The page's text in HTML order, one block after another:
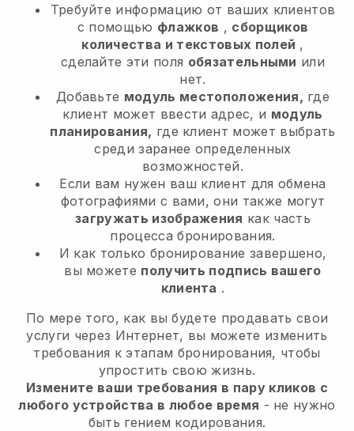
Требуйте информацию от ваших клиентов
с помощью флажков , сборщиков
количества и текстовых полей ,
сделайте эти поля обязательными или
нет.
Добавьте модуль местоположения, где
клиент может ввести адрес, и модуль
планирования, где клиент может выбрать
среди заранее определенных
возможностей.
Если вам нужен ваш клиент для обмена
фотографиями с вами, они также могут
загружать изображения как часть
процесса бронирования.
И как только бронирование завершено,
вы можете получить подпись вашего
клиента .
По мере того, как вы будете продавать свои
услуги через Интернет, вы можете изменить
требования к этапам бронирования, чтобы
упростить свою жизнь.
Измените ваши требования в пару кликов с
любого устройства в любое время - не нужно
быть гением кодирования.